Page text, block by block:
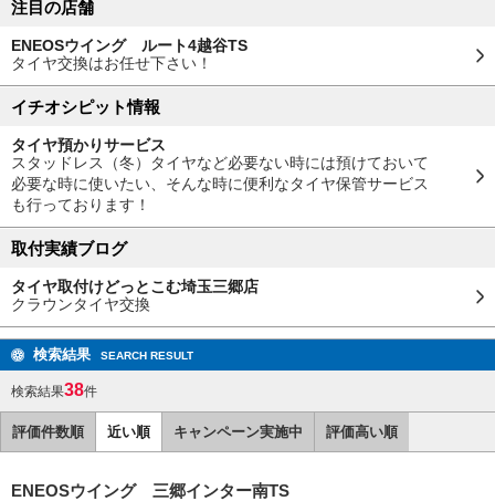
注目の店舗
ENEOSウイング ルート4越谷TS
タイヤ交換はお任せ下さい！
イチオシピット情報
タイヤ預かりサービス
スタッドレス（冬）タイヤなど必要ない時には預けておいて
必要な時に使いたい、そんな時に便利なタイヤ保管サービス
も行っております！
取付実績ブログ
タイヤ取付けどっとこむ埼玉三郷店
クラウンタイヤ交換
検索結果 SEARCH RESULT
検索結果38件
評価件数順 近い順 キャンペーン実施中 評価高い順
ENEOSウイング 三郷インター南TS